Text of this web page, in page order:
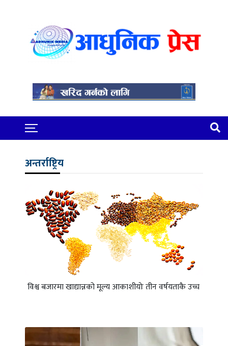
अन्तर्राष्ट्रिय
विश्व बजारमा खाद्यान्नको मूल्य आकाशीयाेः तीन वर्षयताकै उच्च